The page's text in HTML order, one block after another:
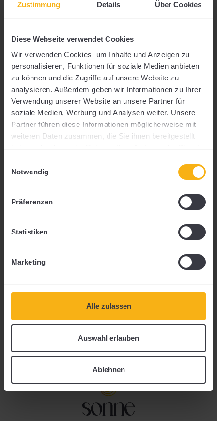
Zustimmung Details Über Cookies
Diese Webseite verwendet Cookies
Wir verwenden Cookies, um Inhalte und Anzeigen zu
personalisieren, Funktionen für soziale Medien anbieten
zu können und die Zugriffe auf unsere Website zu
analysieren. Außerdem geben wir Informationen zu Ihrer
Verwendung unserer Website an unsere Partner für
soziale Medien, Werbung und Analysen weiter. Unsere
Partner führen diese Informationen möglicherweise mit
weiteren Daten zusammen, die Sie ihnen bereitgestellt
Notwendig
Präferenzen
Statistiken
Marketing
Alle zulassen
Auswahl erlauben
Ablehnen
DOWNLOADS
Alles auf einen Klick.
Lust auf Karriere in der Sonne?